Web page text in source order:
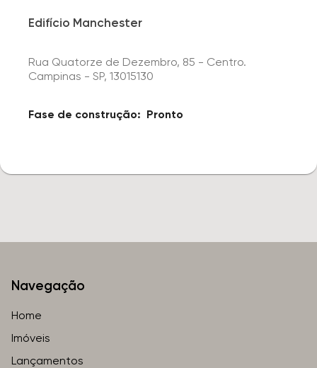
Edifício Manchester
Rua Quatorze de Dezembro, 85 - Centro.
Campinas - SP, 13015130
Fase de construção: Pronto
Navegação
Home
Imóveis
Lançamentos